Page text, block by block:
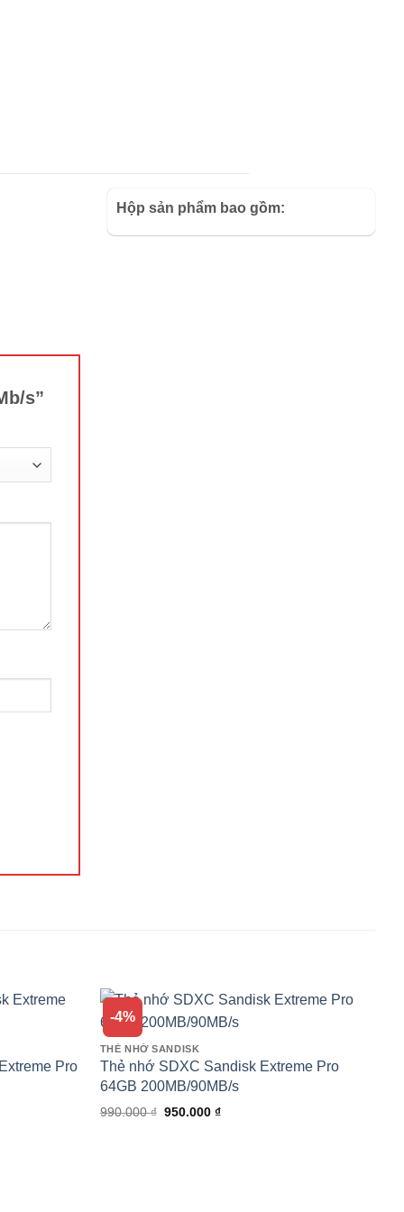
s”
Hộp sản phẩm bao gồm:
Pro
-4%
THẺ NHỚ SANDISK
Thẻ nhớ SDXC Sandisk Extreme Pro
64GB 200MB/90MB/s
990.000₫ Giá
950.000₫Giá